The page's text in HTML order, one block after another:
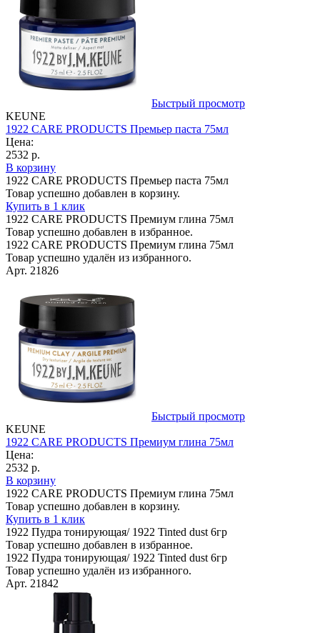
Быстрый просмотр
KEUNE
1922 CARE PRODUCTS Премьер паста 75мл
Цена:
2532 р.
В корзину
1922 CARE PRODUCTS Премьер паста 75мл
Товар успешно добавлен в корзину.
Купить в 1 клик
1922 CARE PRODUCTS Премиум глина 75мл
Товар успешно добавлен в избранное.
1922 CARE PRODUCTS Премиум глина 75мл
Товар успешно удалён из избранного.
Арт. 21826
Быстрый просмотр
KEUNE
1922 CARE PRODUCTS Премиум глина 75мл
Цена:
2532 р.
В корзину
1922 CARE PRODUCTS Премиум глина 75мл
Товар успешно добавлен в корзину.
Купить в 1 клик
1922 Пудра тонирующая/ 1922 Tinted dust 6гр
Товар успешно добавлен в избранное.
1922 Пудра тонирующая/ 1922 Tinted dust 6гр
Товар успешно удалён из избранного.
Арт. 21842